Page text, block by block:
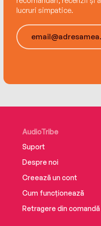
lucruri simpatice.
AudioTribe
Suport
Despre noi
Creează un cont
Cum funcționează
Retragere din comandă